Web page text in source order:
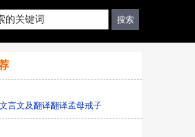
言文及翻译翻译孟母戒子